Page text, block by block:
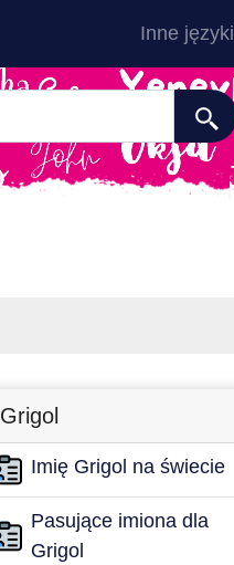
Inne języki
Grigol
Imię Grigol na świecie
Pasujące imiona dla
Grigol